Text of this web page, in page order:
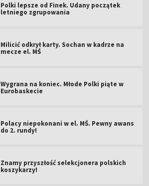
Polki lepsze od Finek. Udany początek
letniego zgrupowania
Milicić odkrył karty. Sochan w kadrze na
mecze el. MŚ
Wygrana na koniec. Młode Polki piąte w
Eurobaskecie
Polacy niepokonani w el. MŚ. Pewny awans
do 2. rundy!
Znamy przyszłość selekcjonera polskich
koszykarzy!